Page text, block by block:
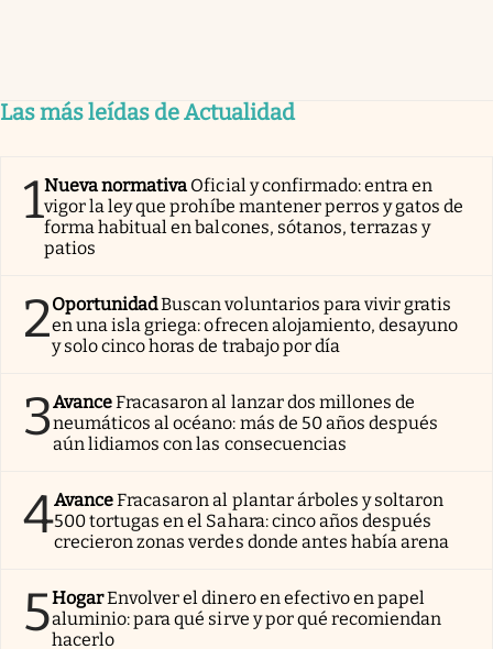
Las más leídas de Actualidad
1Nueva normativa Oficial y confirmado: entra en
vigor la ley que prohíbe mantener perros y gatos de
forma habitual en balcones, sótanos, terrazas y
patios
2OportunidadBuscan voluntarios para vivir gratis
en una isla griega: ofrecen alojamiento, desayuno
y solo cinco horas de trabajo por día
3AvanceFracasaron al lanzar dos millones de
neumáticos al océano: más de 50 años después
aún lidiamos con las consecuencias
4AvanceFracasaron al plantar árboles y soltaron
500 tortugas en el Sahara: cinco años después
crecieron zonas verdes donde antes había arena
5HogarEnvolver el dinero en efectivo en papel
aluminio: para qué sirve y por qué recomiendan
hacerlo